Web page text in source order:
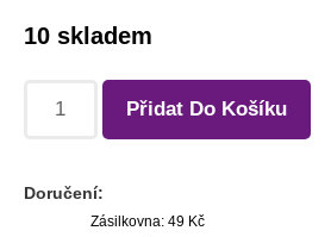
10 skladem
Přidat Do Košíku
Doručení:
Zásilkovna: 49 Kč